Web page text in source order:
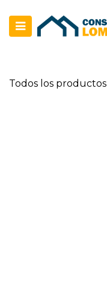
Todos los productos